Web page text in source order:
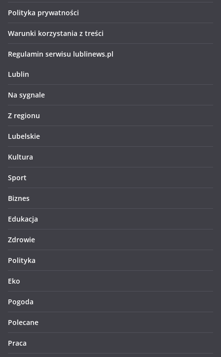
Polityka prywatności
Warunki korzystania z treści
Regulamin serwisu lublinews.pl
Lublin
Na sygnale
Z regionu
Lubelskie
Kultura
Sport
Biznes
Edukacja
Zdrowie
Polityka
Eko
Pogoda
Polecane
Praca